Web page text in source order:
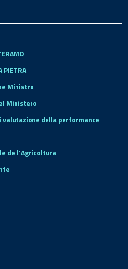
Ministro
Ministero
valutazione della performance
dell'Agricoltura